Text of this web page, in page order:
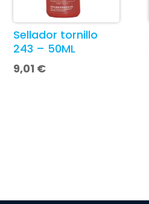
Sellador tornillo
243 – 50ML
9,01 €